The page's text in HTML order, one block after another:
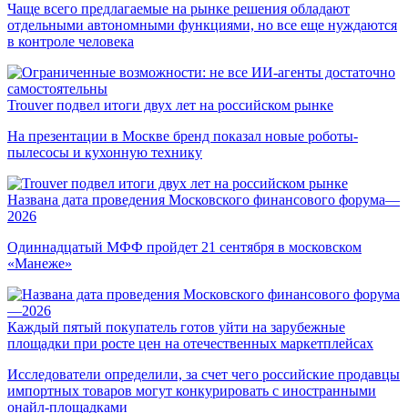
Чаще всего предлагаемые на рынке решения обладают
отдельными автономными функциями, но все еще нуждаются
в контроле человека
Trouver подвел итоги двух лет на российском рынке
На презентации в Москве бренд показал новые роботы-
пылесосы и кухонную технику
Названа дата проведения Московского финансового форума—
2026
Одиннадцатый МФФ пройдет 21 сентября в московском
«Манеже»
Каждый пятый покупатель готов уйти на зарубежные
площадки при росте цен на отечественных маркетплейсах
Исследователи определили, за счет чего российские продавцы
импортных товаров могут конкурировать с иностранными
онайл-площадками